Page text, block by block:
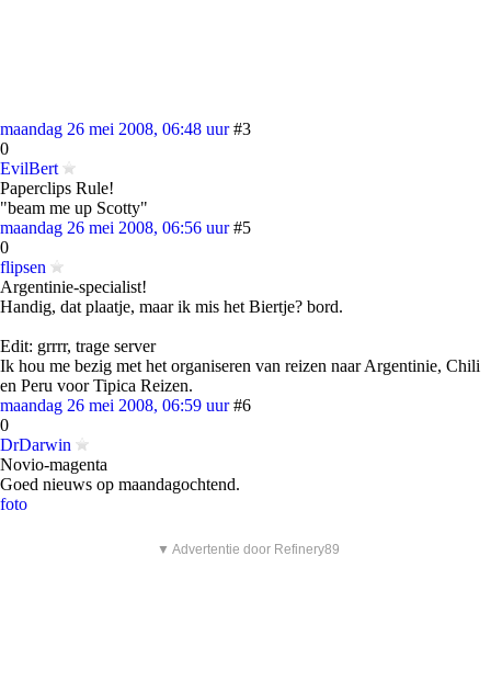
maandag 26 mei 2008, 06:48 uur #3
0
EvilBert
Paperclips Rule!
"beam me up Scotty"
maandag 26 mei 2008, 06:56 uur #5
0
flipsen
Argentinie-specialist!
Handig, dat plaatje, maar ik mis het Biertje? bord.
Edit: grrrr, trage server
Ik hou me bezig met het organiseren van reizen naar Argentinie, Chili
en Peru voor Tipica Reizen.
maandag 26 mei 2008, 06:59 uur #6
0
DrDarwin
Novio-magenta
Goed nieuws op maandagochtend.
foto
▼ Advertentie door Refinery89